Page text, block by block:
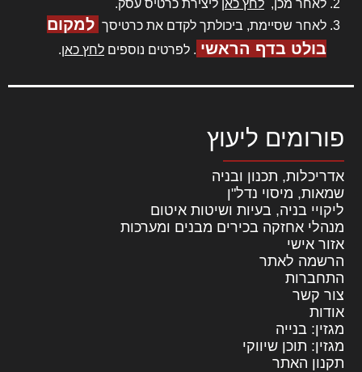
לאחר מכן, לחץ כאן ליצירת כרטיס עסק.
לאחר שסיימת, ביכולתך לקדם את כרטיסך למקום
בולט בדף הראשי . לפרטים נוספים לחץ כאן.
פורומים ליעוץ
אדריכלות, תכנון ובניה
שמאות, מיסוי נדל"ן
ליקויי בניה, בעיות ושיטות איטום
מנהלי אחזקה בכירים מבנים ומערכות
אזור אישי
הרשמה לאתר
התחברות
צור קשר
אודות
מגזין: בנייה
מגזין: תוכן שיווקי
תקנון האתר